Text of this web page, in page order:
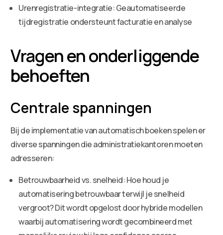
Urenregistratie-integratie: Geautomatiseerde
tijdregistratie ondersteunt facturatie en analyse
Vragen en onderliggende
behoeften
Centrale spanningen
Bij de implementatie van automatisch boeken spelen er
diverse spanningen die administratiekantoren moeten
adresseren:
Betrouwbaarheid vs. snelheid: Hoe houd je
automatisering betrouwbaar terwijl je snelheid
vergroot? Dit wordt opgelost door hybride modellen
waarbij automatisering wordt gecombineerd met